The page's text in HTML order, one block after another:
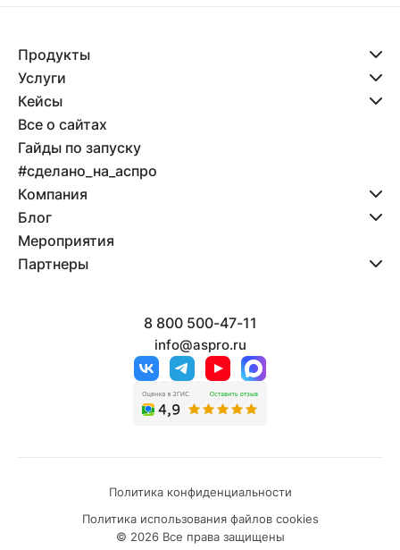
Продукты
Услуги
Кейсы
Все о сайтах
Гайды по запуску
#сделано_на_аспро
Компания
Блог
Мероприятия
Партнеры
8 800 500-47-11
info@aspro.ru
© 2026 Все права защищены
Политика конфиденциальности
Политика использования файлов cookies